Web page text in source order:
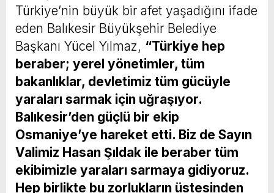
Türkiye’nin büyük bir afet yaşadığını ifade
eden Balıkesir Büyükşehir Belediye
Başkanı Yücel Yılmaz, “Türkiye hep
beraber; yerel yönetimler, tüm
bakanlıklar, devletimiz tüm gücüyle
yaraları sarmak için uğraşıyor.
Balıkesir’den güçlü bir ekip
Osmaniye’ye hareket etti. Biz de Sayın
Valimiz Hasan Şıldak ile beraber tüm
ekibimizle yaraları sarmaya gidiyoruz.
Hep birlikte bu zorlukların üstesinden